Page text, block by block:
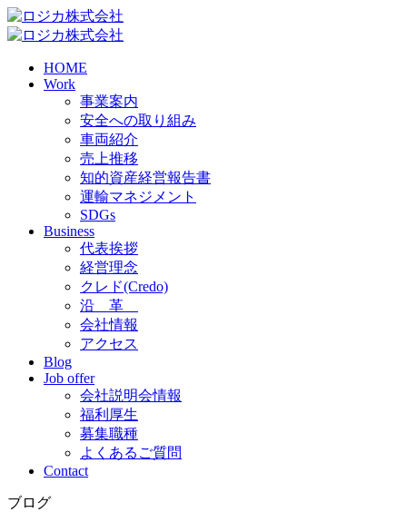
HOME
Work
事業案内
安全への取り組み
車両紹介
売上推移
知的資産経営報告書
運輸マネジメント
SDGs
Business
代表挨拶
経営理念
クレド(Credo)
沿 革
会社情報
アクセス
Blog
Job offer
会社説明会情報
福利厚生
募集職種
よくあるご質問
Contact
ブログ